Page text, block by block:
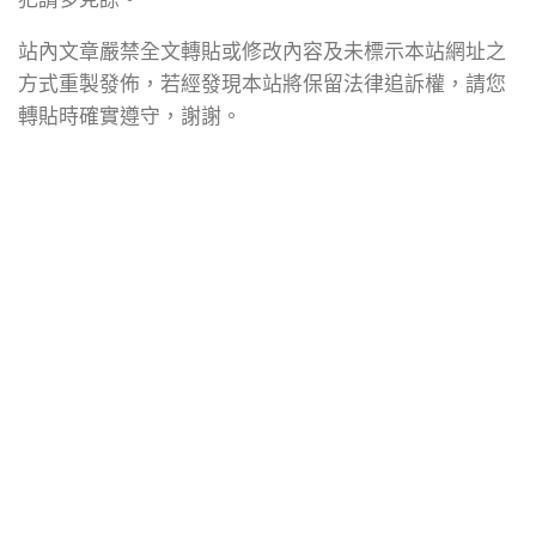
站內文章嚴禁全文轉貼或修改內容及未標示本站網址之
方式重製發佈，若經發現本站將保留法律追訴權，請您
轉貼時確實遵守，謝謝。